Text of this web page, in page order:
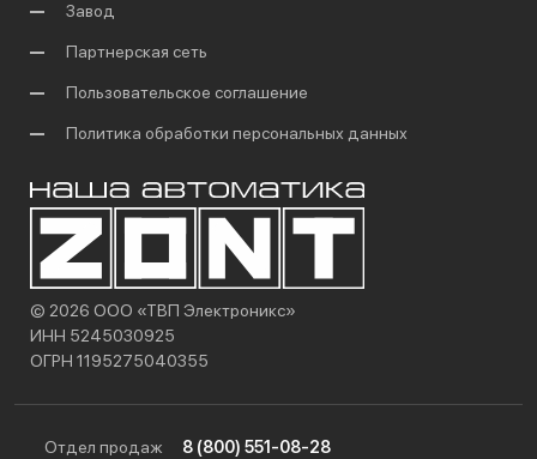
Завод
Партнерская сеть
Пользовательское соглашение
Политика обработки персональных данных
© 2026 ООО «ТВП Электроникс»
ИНН 5245030925
ОГРН 1195275040355
Отдел продаж
8 (800) 551-08-28